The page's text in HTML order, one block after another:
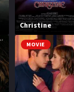
Christine
MOVIE